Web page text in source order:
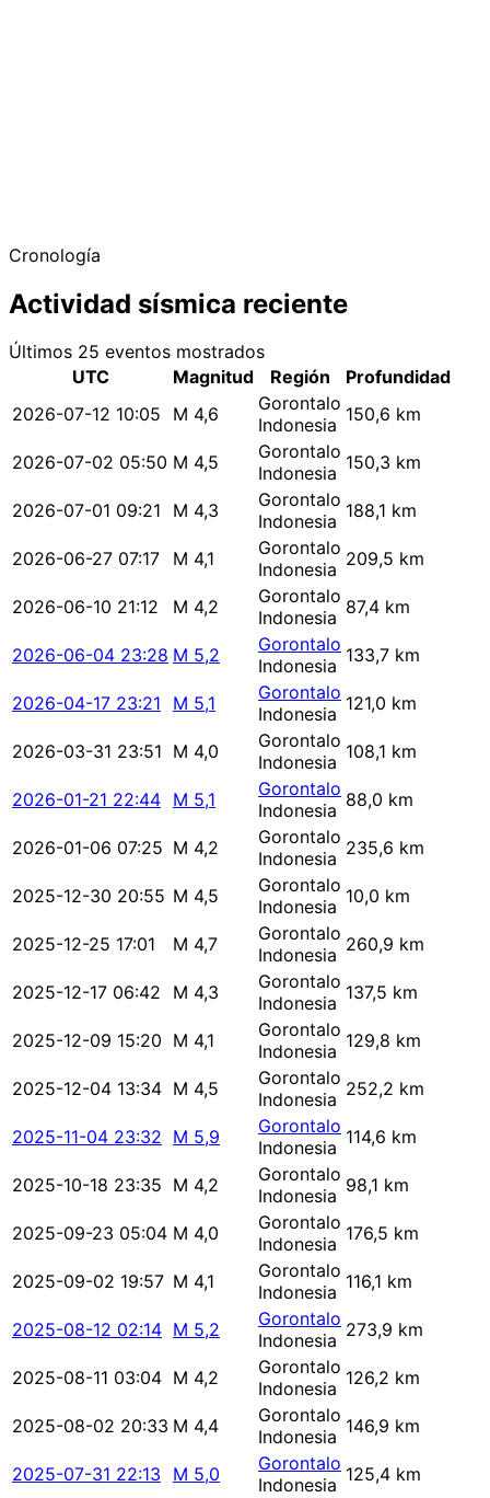
Cronología
Actividad sísmica reciente
Últimos 25 eventos mostrados
UTC
Magnitud Región
Profundidad
2026-07-12 10:05
M 4,6
Gorontalo
Indonesia 150,6 km
2026-07-02 05:50 M 4,5
Gorontalo
Indonesia 150,3 km
2026-07-01 09:21 M 4,3
Gorontalo
Indonesia 188,1 km
2026-06-27 07:17 M 4,1
Gorontalo
Indonesia 209,5 km
2026-06-10 21:12 M 4,2
Gorontalo
Indonesia 87,4 km
2026-06-04 23:28 M 5,2
Gorontalo
Indonesia 133,7 km
2026-04-17 23:21 M 5,1
Gorontalo
Indonesia 121,0 km
2026-03-31 23:51 M 4,0
Gorontalo
Indonesia 108,1 km
2026-01-21 22:44 M 5,1
Gorontalo
Indonesia 88,0 km
2026-01-06 07:25 M 4,2
Gorontalo
Indonesia 235,6 km
2025-12-30 20:55 M 4,5
Gorontalo
Indonesia 10,0 km
2025-12-25 17:01 M 4,7
Gorontalo
Indonesia 260,9 km
2025-12-17 06:42 M 4,3
Gorontalo
Indonesia 137,5 km
2025-12-09 15:20 M 4,1
Gorontalo
Indonesia 129,8 km
2025-12-04 13:34 M 4,5
Gorontalo
Indonesia 252,2 km
2025-11-04 23:32 M 5,9
Gorontalo
Indonesia 114,6 km
2025-10-18 23:35 M 4,2
Gorontalo
Indonesia 98,1 km
2025-09-23 05:04 M 4,0
Gorontalo
Indonesia 176,5 km
2025-09-02 19:57 M 4,1
Gorontalo
Indonesia 116,1 km
2025-08-12 02:14 M 5,2
Gorontalo
Indonesia 273,9 km
2025-08-11 03:04 M 4,2
Gorontalo
Indonesia 126,2 km
2025-08-02 20:33 M 4,4
Gorontalo
Indonesia 146,9 km
2025-07-31 22:13 M 5,0
Gorontalo
Indonesia 125,4 km